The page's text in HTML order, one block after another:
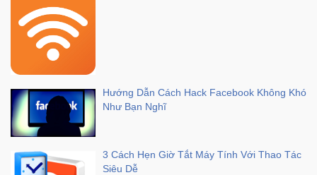
Xe
Đồ
chơi
công
nghệ
Hướng Dẫn Cách Hack Facebook Không Khó
Như Bạn Nghĩ
3 Cách Hẹn Giờ Tắt Máy Tính Với Thao Tác
Siêu Dễ